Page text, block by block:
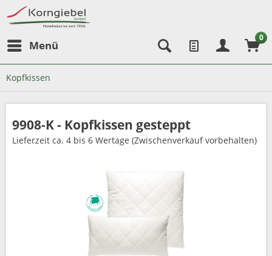
Menü
0
Kopfkissen
9908-K - Kopfkissen gesteppt
Lieferzeit ca. 4 bis 6 Wertage (Zwischenverkauf vorbehalten)